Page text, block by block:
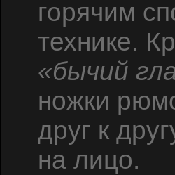
горячим
технике.
«бычий
ножки
друг к
на лицо.